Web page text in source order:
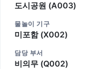
도시공원 (A003)
물놀이 기구
미포함 (X002)
담당 부서
비의무 (Q002)